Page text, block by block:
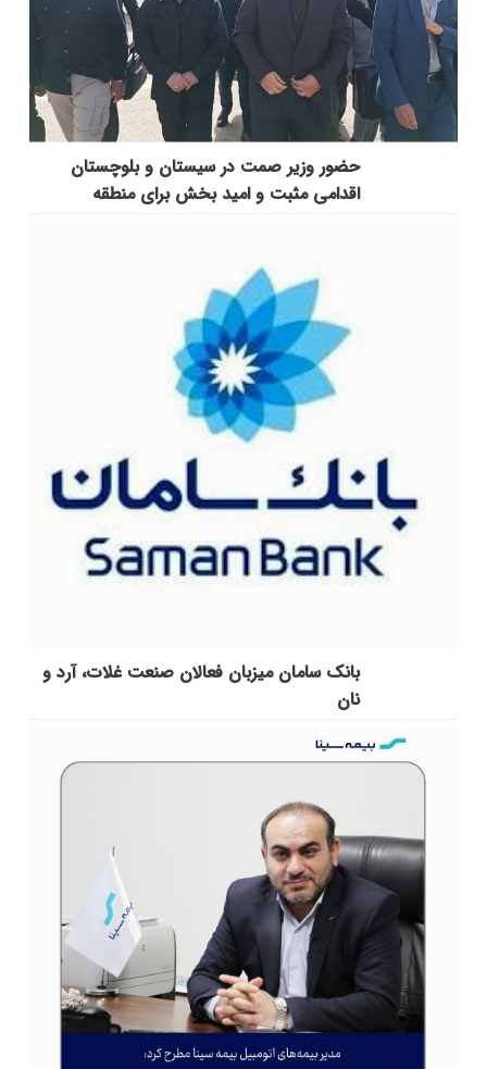
حضور وزیر صمت در سیستان و بلوچستان
اقدامی مثبت و امید بخش برای منطقه
بانک سامان میزبان فعالان صنعت غلات، آرد و
نان